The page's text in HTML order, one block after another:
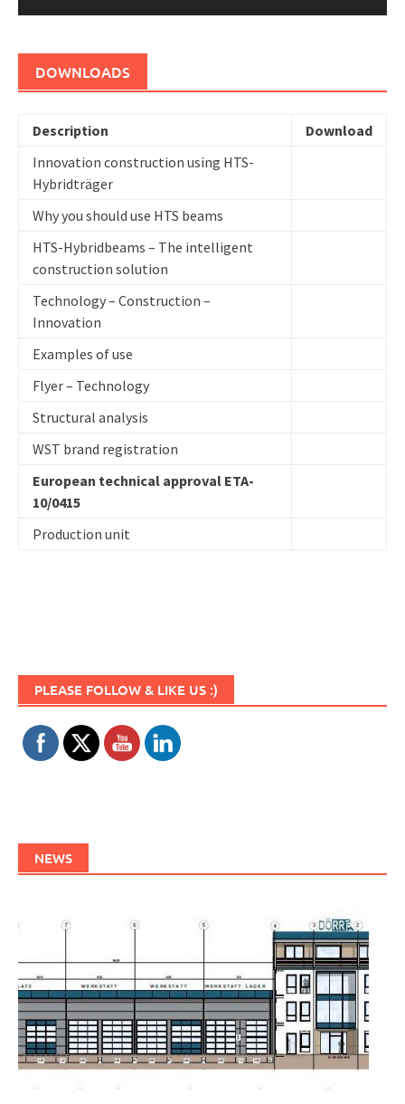
DOWNLOADS
Description
Download
Innovation construction using HTS-
Hybridträger
Why you should use HTS beams
HTS-Hybridbeams – The intelligent
construction solution
Technology – Construction –
Innovation
Examples of use
Flyer – Technology
Structural analysis
WST brand registration
European technical approval ETA-
10/0415
Production unit
PLEASE FOLLOW & LIKE US :)
Set Youtube Channel ID
NEWS